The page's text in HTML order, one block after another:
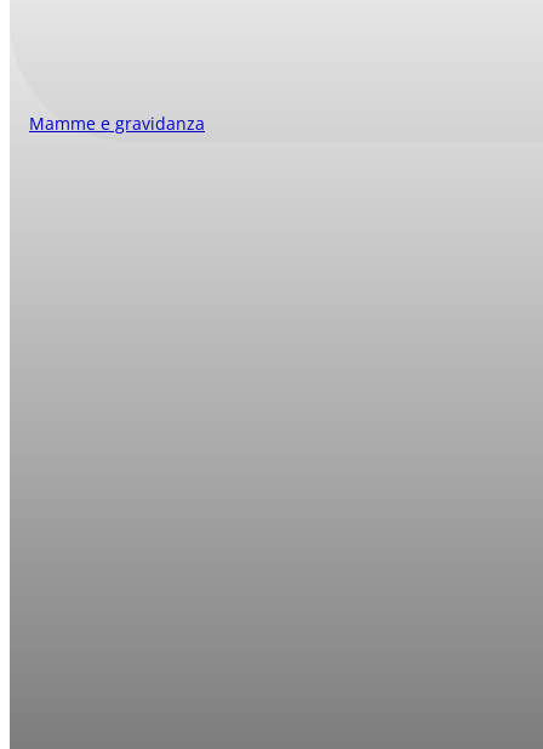
Mamme e gravidanza